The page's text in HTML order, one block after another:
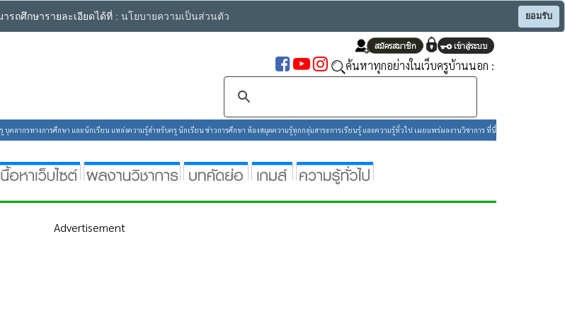
ถศึกษารายละเอียดได้ที่ : นโยบายความเป็นส่วนตัว ยอมรับ
ค้นหาทุกอย่างในเว็บครูบ้านนอก :
บุคลากรทางการศึกษา และนักเรียน แหล่งความรู้สำหรับครู นักเรียน ข่าวการศึกษา ห้องสมุดความรู้ทุกกลุ่มสาระการเรียนรู้ และความรู้ทั่วไป เผยแพร่ผลงานวิชาการ ที่นี่
Advertisement